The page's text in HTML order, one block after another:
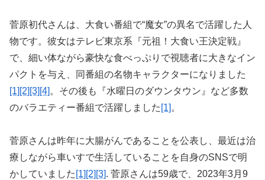
菅原初代さんは、大食い番組で“魔女”の異名で活躍した人
物です。彼女はテレビ東京系『元祖！大食い王決定戦』
で、細い体ながら豪快な食べっぷりで視聴者に大きなイン
パクトを与え、同番組の名物キャラクターになりました
[1] [2] [3] [4] 。その後も『水曜日のダウンタウン』など多数
のバラエティー番組で活躍しました [1] 。
菅原さんは昨年に大腸がんであることを公表し、最近は治
療しながら車いすで生活していることを自身のSNSで明
かしていました [1] [2] [3]. 菅原さんは59歳で、2023年3月9